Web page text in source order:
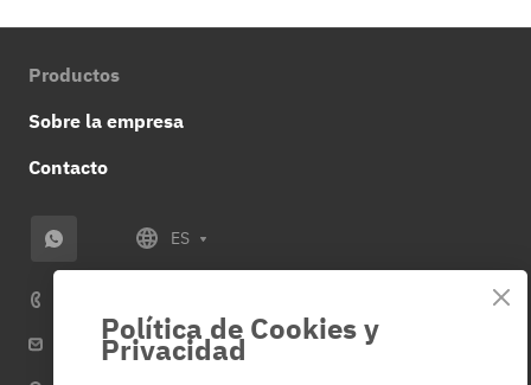
Productos
Sobre la empresa
Contacto
ES
info@veza-e.es
Política de Cookies y
Privacidad